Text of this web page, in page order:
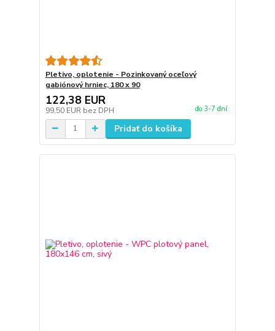
Pletivo, oplotenie - Pozinkovaný oceľový
gabiónový hrniec, 180 x 90
122,38 EUR
99,50 EUR bez DPH do 3-7 dní
Pridať do košíka